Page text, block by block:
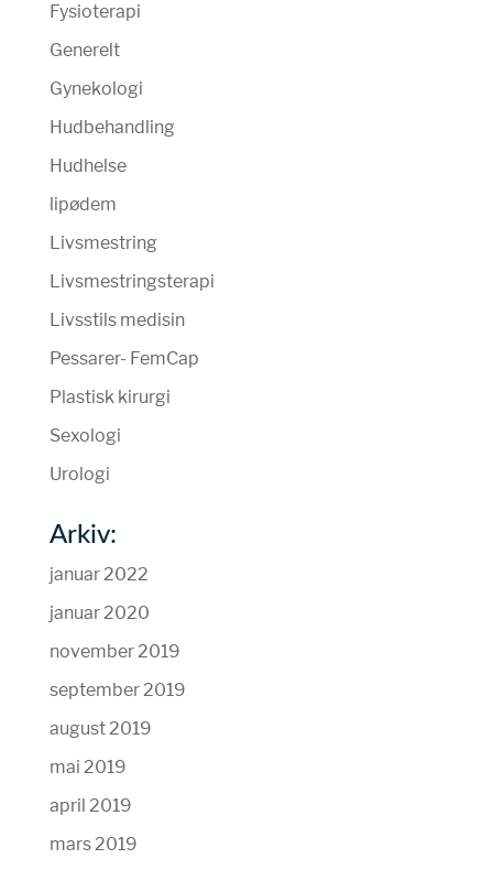
Fysioterapi
Generelt
Gynekologi
Hudbehandling
Hudhelse
lipødem
Livsmestring
Livsmestringsterapi
Livsstils medisin
Pessarer- FemCap
Plastisk kirurgi
Sexologi
Urologi
Arkiv:
januar 2022
januar 2020
november 2019
september 2019
august 2019
mai 2019
april 2019
mars 2019